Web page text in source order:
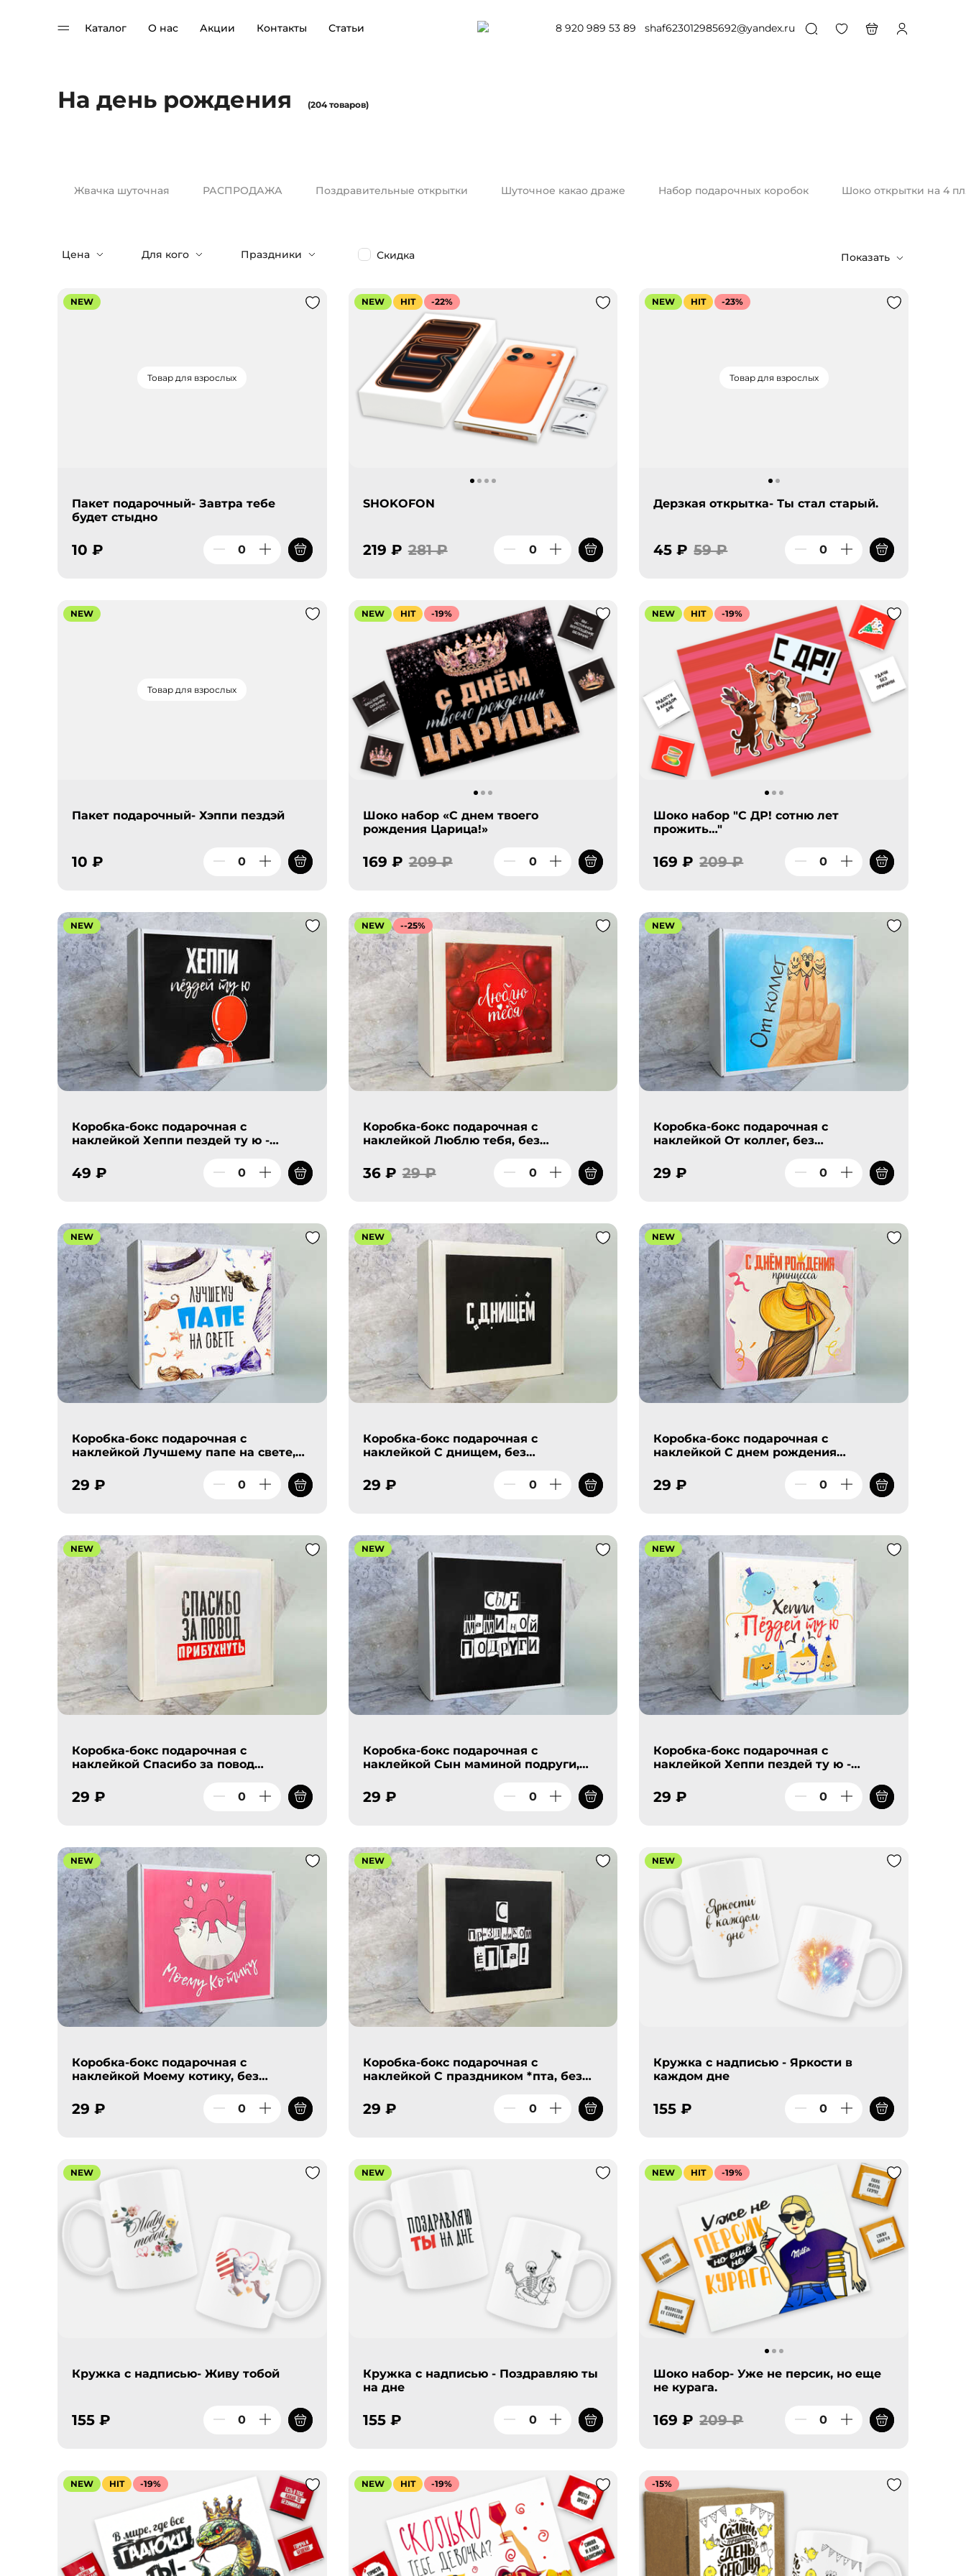
Каталог О нас Акции Контакты Статьи 8 920 989 53 89 shaf623012985692@yandex.ru
На день рождения (204 товаров)
Жвачка шуточная РАСПРОДАЖА Поздравительные открытки Шуточное какао драже Набор подарочных коробок Шоко открытки на 4
Цена Для кого Праздники Скидка Показать
Товар для взрослых
NEW
Пакет подарочный- Завтра тебе
будет стыдно
10 ₽
NEW HIT -22%
SHOKOFON
219 ₽ 281 ₽
Товар для взрослых
NEW HIT -23%
Дерзкая открытка- Ты стал старый.
45 ₽ 59 ₽
Товар для взрослых
NEW
Пакет подарочный- Хэппи пездэй
10 ₽
NEW HIT -19%
Шоко набор «С днем твоего
рождения Царица!»
169 ₽ 209 ₽
NEW HIT -19%
Шоко набор "С ДР! сотню лет
прожить…"
169 ₽ 209 ₽
NEW
Коробка-бокс подарочная с
наклейкой Хеппи пездей ту ю -
49 ₽
NEW --25%
Коробка-бокс подарочная с
наклейкой Люблю тебя, без
36 ₽ 29 ₽
NEW
Коробка-бокс подарочная с
наклейкой От коллег, без
29 ₽
NEW
Коробка-бокс подарочная с
наклейкой Лучшему папе на свете,
29 ₽
NEW
Коробка-бокс подарочная с
наклейкой С днищем, без
29 ₽
NEW
Коробка-бокс подарочная с
наклейкой С днем рождения
наполнителя
29 ₽
NEW
Коробка-бокс подарочная с
наклейкой Спасибо за повод
29 ₽
NEW
Коробка-бокс подарочная с
наклейкой Сын маминой подруги,
29 ₽
NEW
Коробка-бокс подарочная с
наклейкой Хеппи пездей ту ю -
29 ₽
NEW
Коробка-бокс подарочная с
наклейкой Моему котику, без
29 ₽
NEW
Коробка-бокс подарочная с
наклейкой С праздником *пта, без
29 ₽
NEW
Кружка с надписью - Яркости в
каждом дне
155 ₽
NEW
Кружка с надписью- Живу тобой
155 ₽
NEW
Кружка с надписью - Поздравляю ты
на дне
155 ₽
NEW HIT -19%
Шоко набор- Уже не персик, но еще
не курага.
169 ₽ 209 ₽
NEW HIT -19% NEW HIT -19% -15%